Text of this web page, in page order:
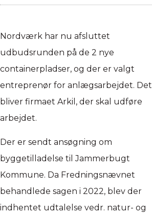
Nordværk har nu afsluttet
udbudsrunden på de 2 nye
containerpladser, og der er valgt
entreprenør for anlægsarbejdet. Det
bliver firmaet Arkil, der skal udføre
arbejdet.
Der er sendt ansøgning om
byggetilladelse til Jammerbugt
Kommune. Da Fredningsnævnet
behandlede sagen i 2022, blev der
indhentet udtalelse vedr. natur- og